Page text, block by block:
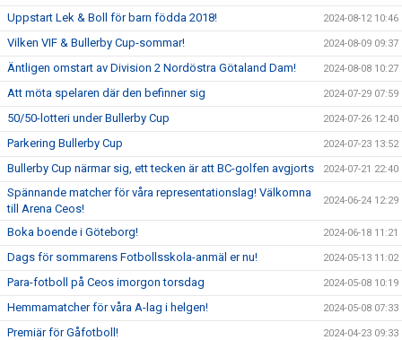
Uppstart Lek & Boll för barn födda 2018! 2024-08-12 10:46
Vilken VIF & Bullerby Cup-sommar! 2024-08-09 09:37
Äntligen omstart av Division 2 Nordöstra Götaland Dam! 2024-08-08 10:27
Att möta spelaren där den befinner sig 2024-07-29 07:59
50/50-lotteri under Bullerby Cup 2024-07-26 12:40
Parkering Bullerby Cup 2024-07-23 13:52
Bullerby Cup närmar sig, ett tecken är att BC-golfen avgjorts 2024-07-21 22:40
Spännande matcher för våra representationslag! Välkomna
till Arena Ceos!
2024-06-24 12:29
Boka boende i Göteborg! 2024-06-18 11:21
Dags för sommarens Fotbollsskola-anmäl er nu! 2024-05-13 11:02
Para-fotboll på Ceos imorgon torsdag 2024-05-08 10:19
Hemmamatcher för våra A-lag i helgen! 2024-05-08 07:33
Premiär för Gåfotboll! 2024-04-23 09:33